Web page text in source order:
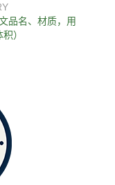
品名、材质，用
）